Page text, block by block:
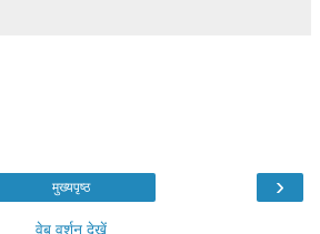
›
मुख्यपृष्ठ
वेब वर्शन देखें